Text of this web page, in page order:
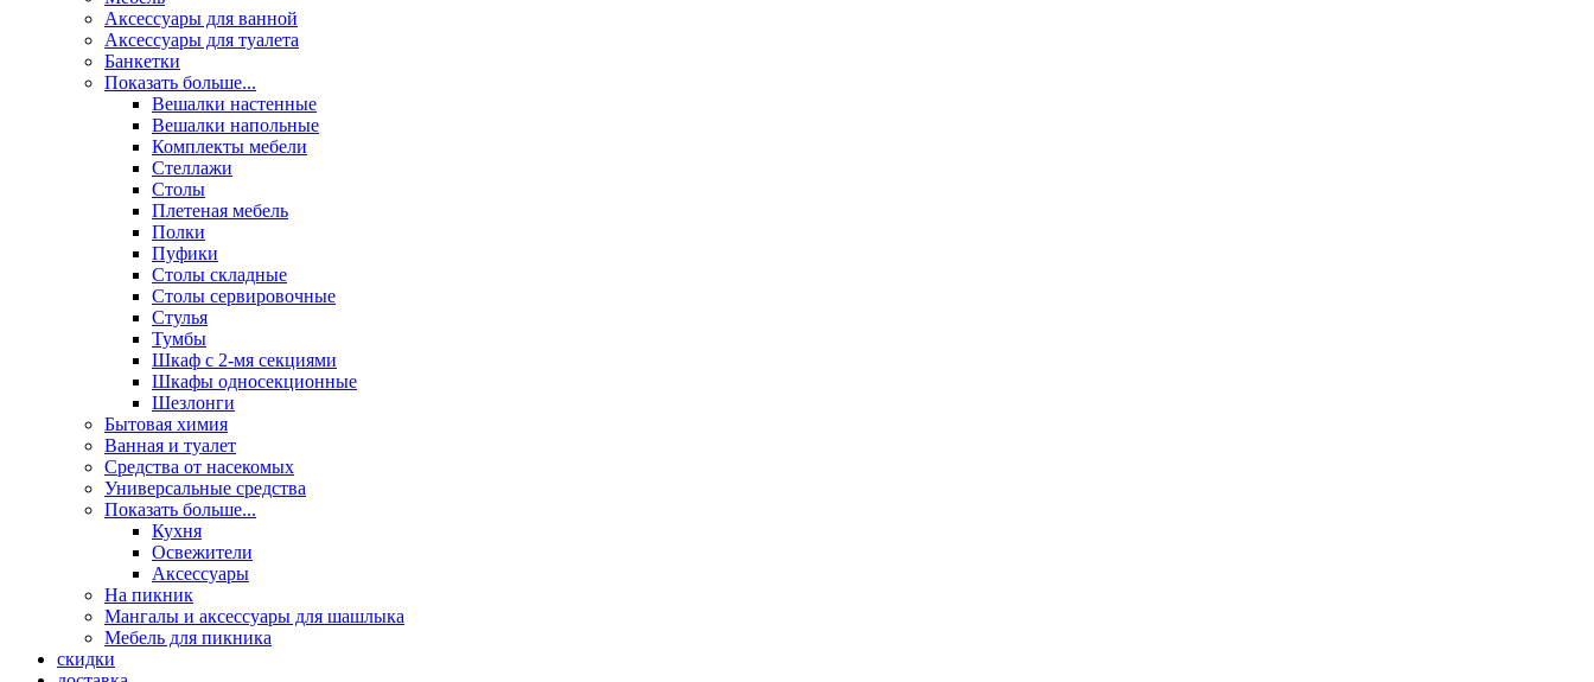
Аксессуары для ванной
Аксессуары для туалета
Банкетки
Показать больше...
Вешалки настенные
Вешалки напольные
Комплекты мебели
Стеллажи
Столы
Плетеная мебель
Полки
Пуфики
Столы складные
Столы сервировочные
Стулья
Тумбы
Шкаф с 2-мя секциями
Шкафы односекционные
Шезлонги
Бытовая химия
Ванная и туалет
Средства от насекомых
Универсальные средства
Показать больше...
Кухня
Освежители
Аксессуары
На пикник
Мангалы и аксессуары для шашлыка
Мебель для пикника
скидки